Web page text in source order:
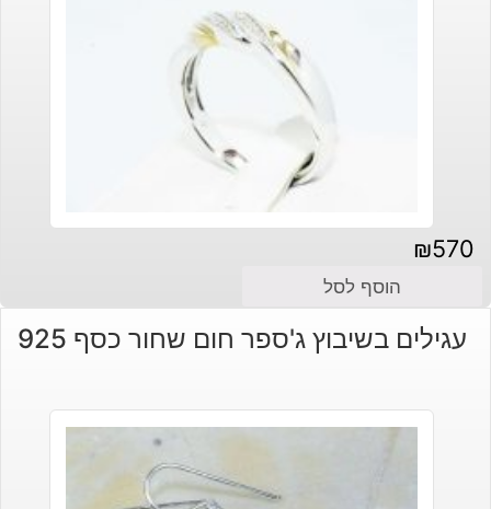
₪570
הוסף לסל
עגילים בשיבוץ ג'ספר חום שחור כסף 925